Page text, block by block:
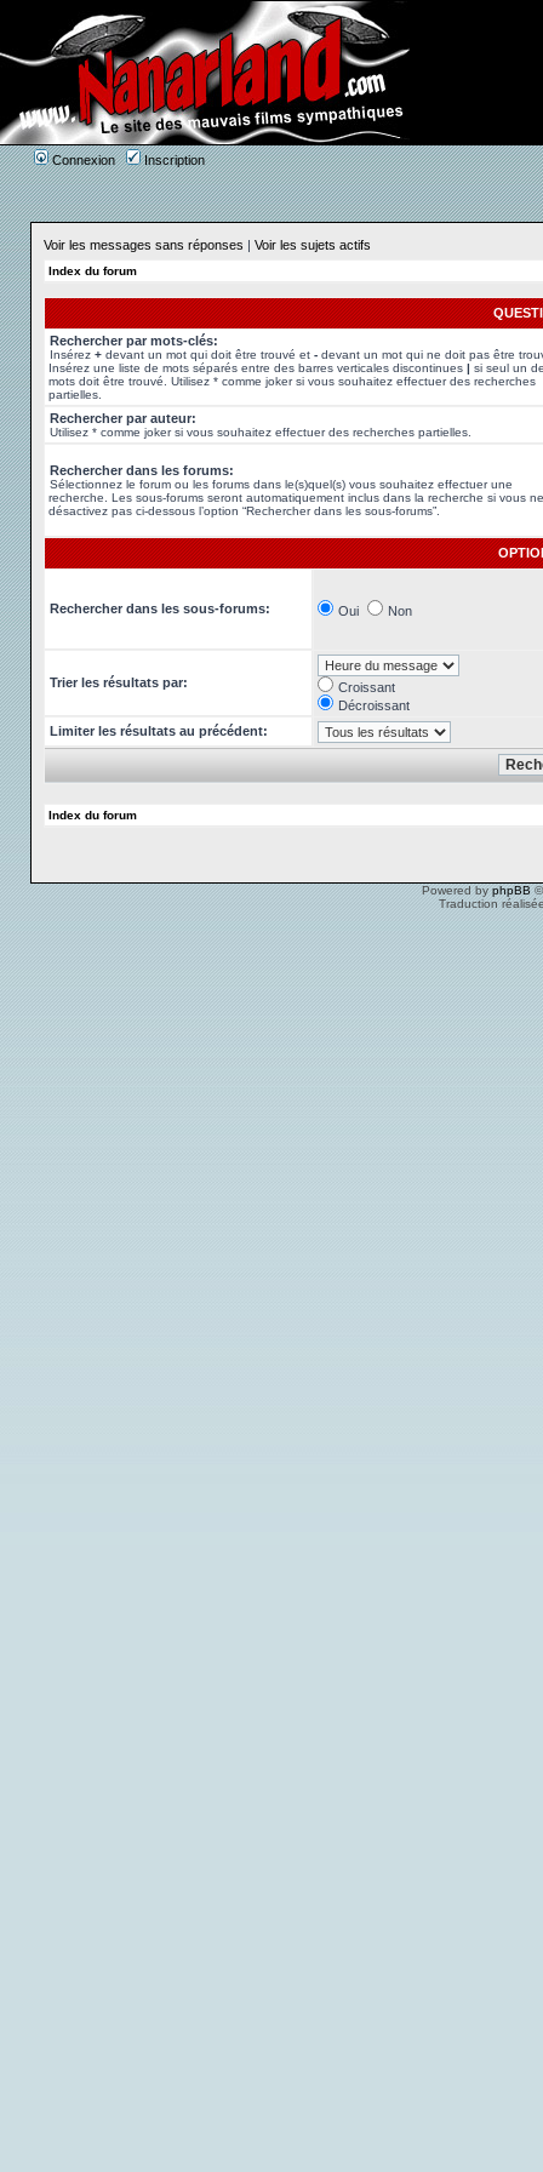
Connexion Inscription
Voir les messages sans réponses | Voir les sujets actifs
Index du forum
Rechercher par mots-clés:
Insérez + devant un mot qui doit être trouvé et - devant un mot qui ne doit pas être
Insérez une liste de mots séparés entre des barres verticales discontinues | si seul un
mots doit être trouvé. Utilisez * comme joker si vous souhaitez effectuer des recherches
partielles.
Rechercher par auteur:
Utilisez * comme joker si vous souhaitez effectuer des recherches partielles.
Rechercher dans les forums:
Sélectionnez le forum ou les forums dans le(s)quel(s) vous souhaitez effectuer une
recherche. Les sous-forums seront automatiquement inclus dans la recherche si vous ne
désactivez pas ci-dessous l’option “Rechercher dans les sous-forums”.
Rechercher dans les sous-forums: Oui Non
Trier les résultats par:
Croissant
Décroissant
Limiter les résultats au précédent:
Index du forum
Powered by phpBB
Traduction